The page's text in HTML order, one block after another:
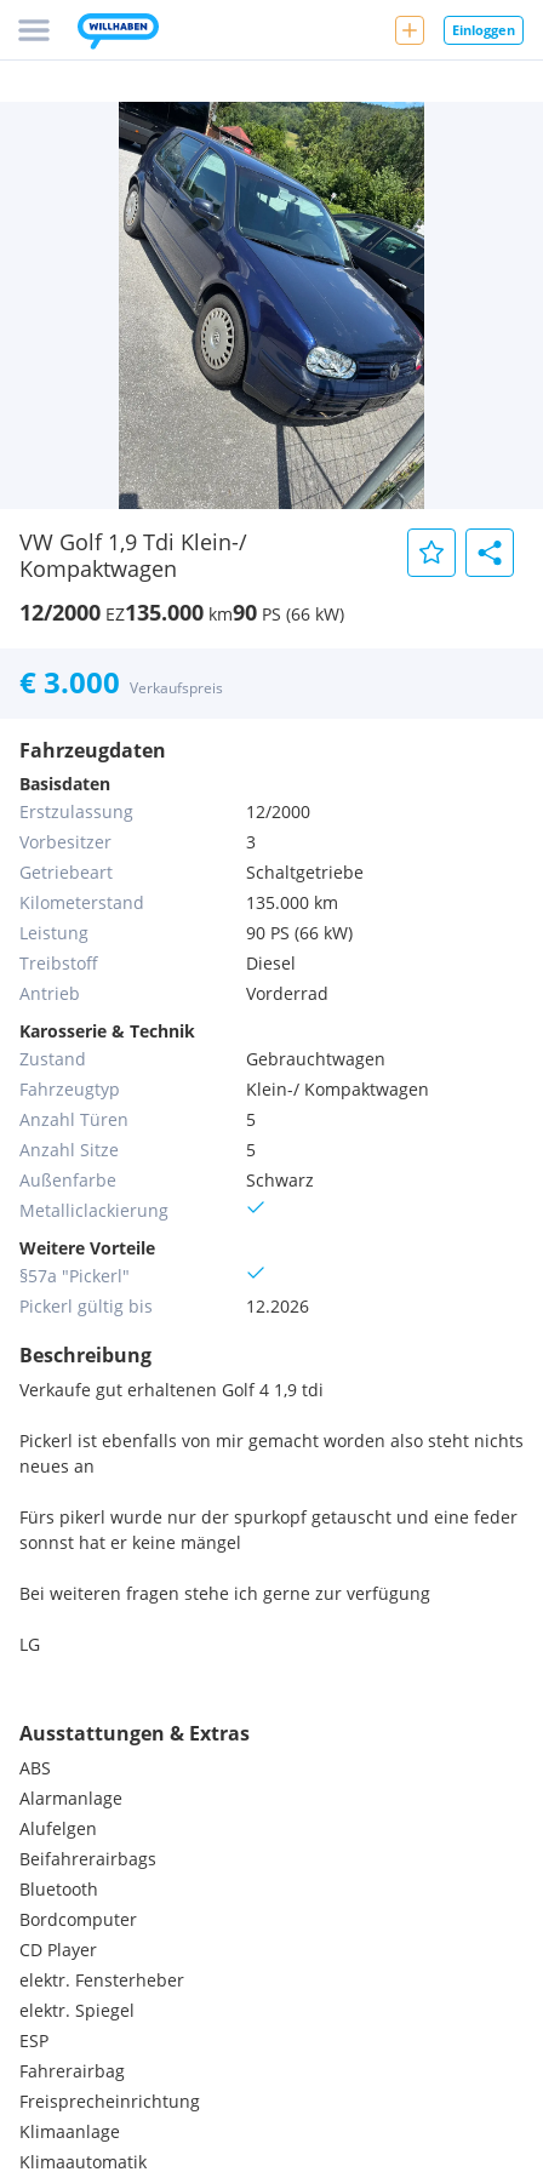
Einloggen
VW Golf 1,9 Tdi Klein-/
Kompaktwagen
12/2000 EZ135.000 km90 PS (66 kW)
€ 3.000 Verkaufspreis
Fahrzeugdaten
Basisdaten
Erstzulassung
12/2000
Vorbesitzer
3
Getriebeart
Schaltgetriebe
Kilometerstand
135.000 km
Leistung
90 PS (66 kW)
Treibstoff
Diesel
Antrieb
Vorderrad
Karosserie & Technik
Zustand
Gebrauchtwagen
Fahrzeugtyp
Klein-/ Kompaktwagen
Anzahl Türen
5
Anzahl Sitze
5
Außenfarbe
Schwarz
Metallic­lackierung
Weitere Vorteile
§57a "Pickerl"
Pickerl gültig bis
12.2026
Beschreibung
Verkaufe gut erhaltenen Golf 4 1,9 tdi
Pickerl ist ebenfalls von mir gemacht worden also steht nichts
neues an
Fürs pikerl wurde nur der spurkopf getauscht und eine feder
sonnst hat er keine mängel
Bei weiteren fragen stehe ich gerne zur verfügung
LG
Ausstattungen & Extras
ABS
Alarmanlage
Alufelgen
Beifahrerairbags
Bluetooth
Bordcomputer
CD Player
elektr. Fensterheber
elektr. Spiegel
ESP
Fahrerairbag
Freisprecheinrichtung
Klimaanlage
Klimaautomatik